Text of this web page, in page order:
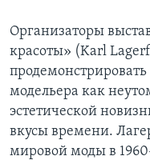
Организаторы
красоты» (Karl
модельера как
эстетической
вкусы времени.
мировой моды в